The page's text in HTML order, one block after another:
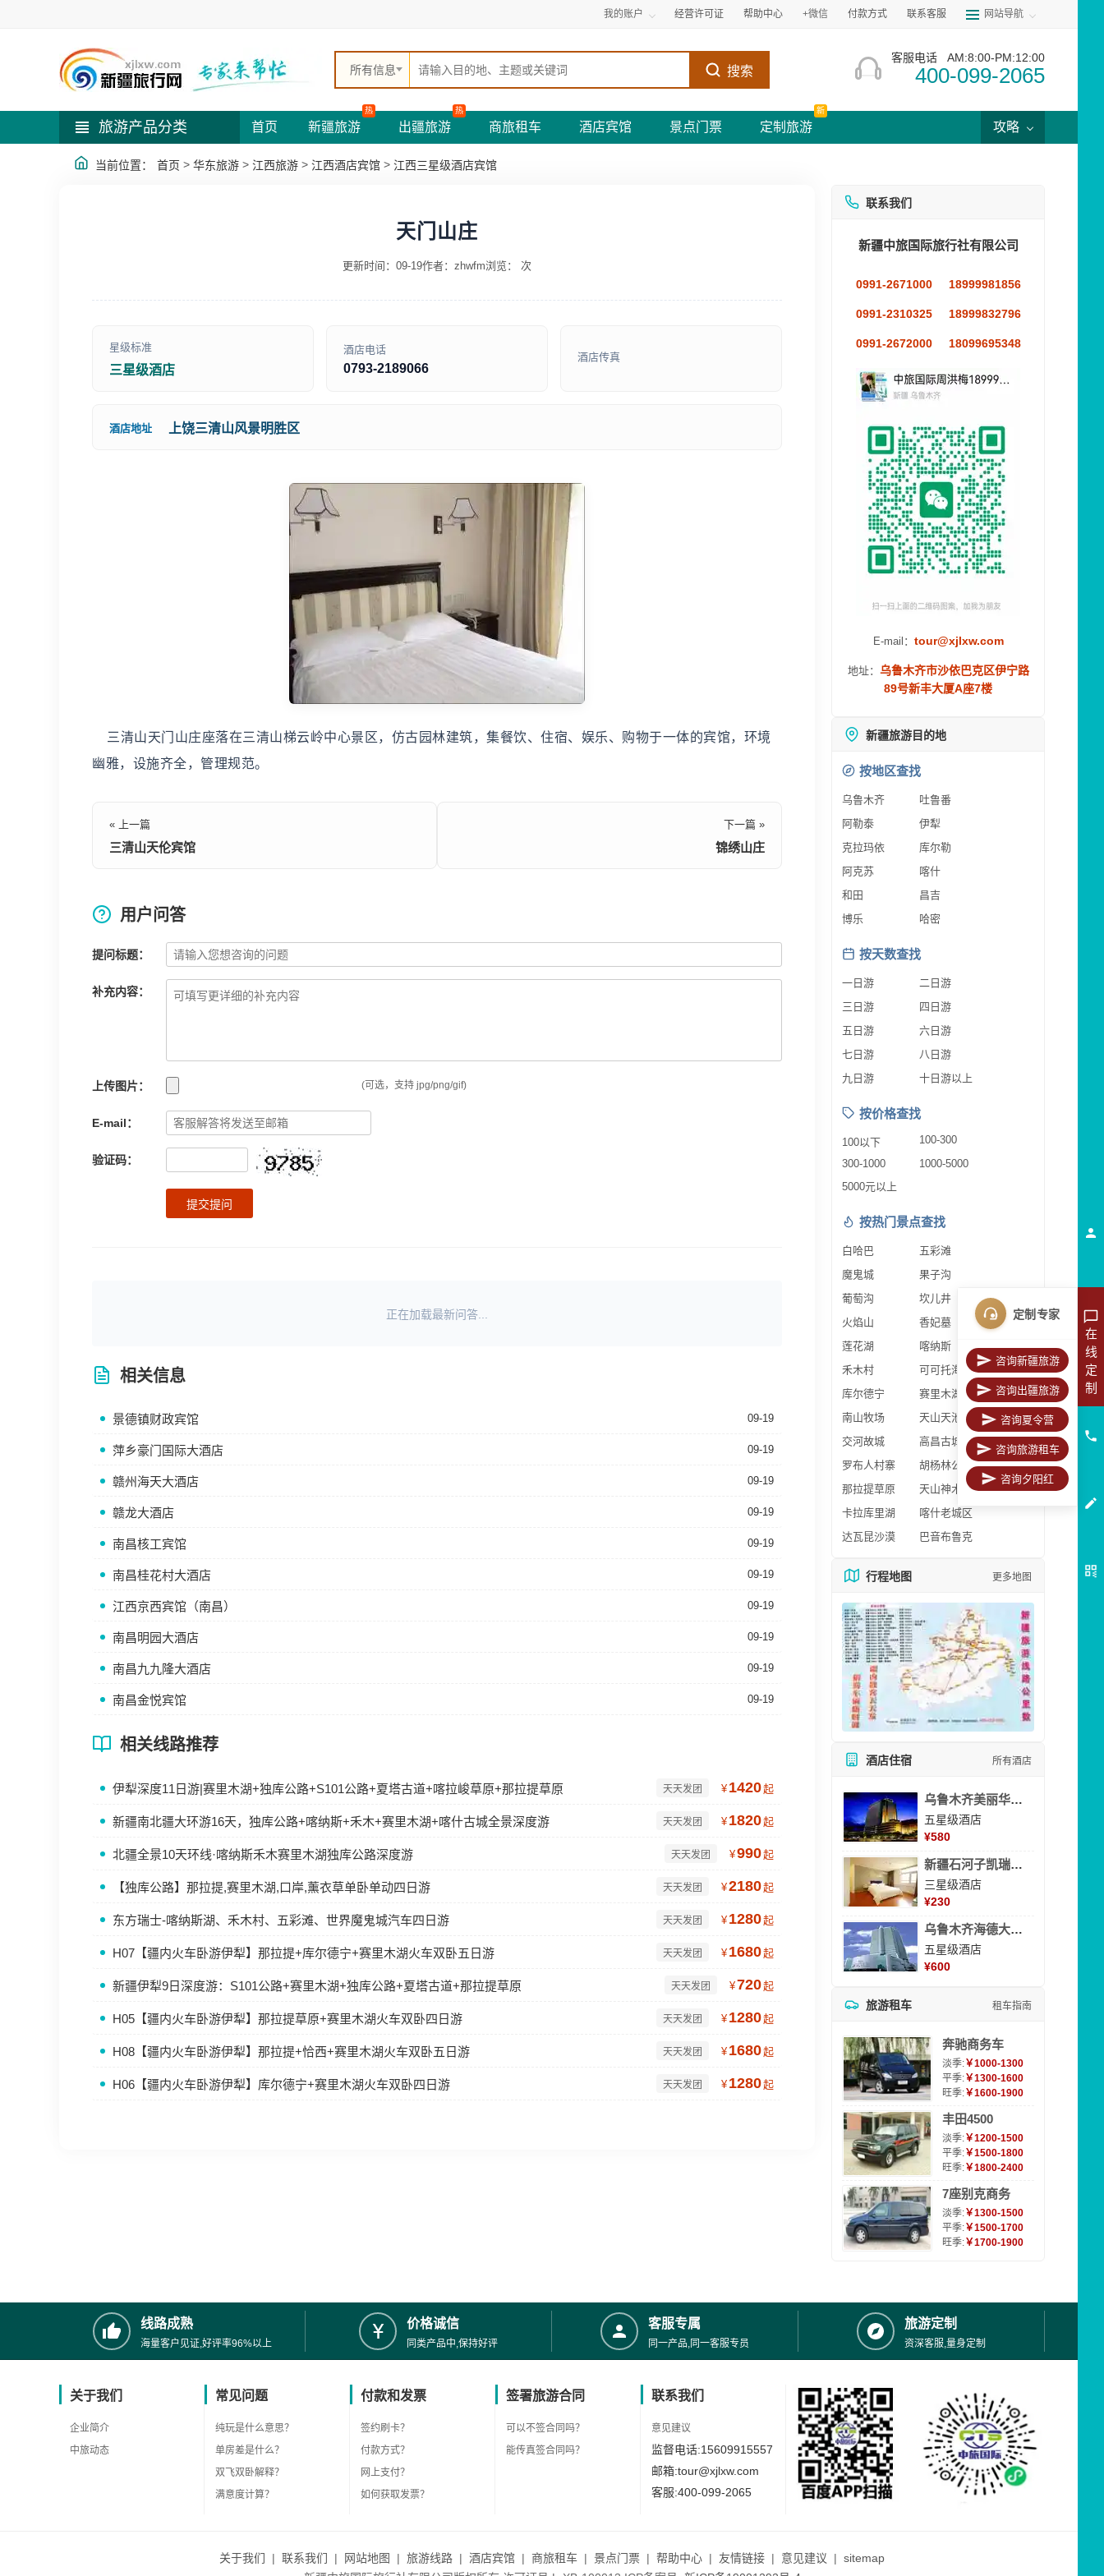
我的账户 经营许可证 帮助中心 +微信 付款方式 联系客服 网站导航
所有信息 搜索
客服电话 AM:8:00-PM:12:00
400-099-2065
旅游产品分类 首页 新疆旅游
热
出疆旅游
热
商旅租车 酒店宾馆 景点门票 定制旅游
新
攻略
当前位置： 首页 > 华东旅游 > 江西旅游 > 江西酒店宾馆 > 江西三星级酒店宾馆
天门山庄
更新时间：09-19作者：zhwfm浏览： 次
星级标准
三星级酒店
酒店电话
0793-2189066
酒店传真
酒店地址 上饶三清山风景明胜区
三清山天门山庄座落在三清山梯云岭中心景区，仿古园林建筑，集餐饮、住宿、娱乐、购物于一体的宾馆，环境
幽雅，设施齐全，管理规范。
« 上一篇
三清山天伦宾馆
下一篇 »
锦绣山庄
用户问答
提问标题：
补充内容：
上传图片： (可选，支持 jpg/png/gif)
E-mail：
验证码：
提交提问
正在加载最新问答...
相关信息
景德镇财政宾馆 09-19
萍乡豪门国际大酒店 09-19
赣州海天大酒店 09-19
赣龙大酒店 09-19
南昌核工宾馆 09-19
南昌桂花村大酒店 09-19
江西京西宾馆（南昌） 09-19
南昌明园大酒店 09-19
南昌九九隆大酒店 09-19
南昌金悦宾馆 09-19
相关线路推荐
伊犁深度11日游|赛里木湖+独库公路+S101公路+夏塔古道+喀拉峻草原+那拉提草原 天天发团 ¥ 1420起
新疆南北疆大环游16天，独库公路+喀纳斯+禾木+赛里木湖+喀什古城全景深度游 天天发团 ¥ 1820起
北疆全景10天环线·喀纳斯禾木赛里木湖独库公路深度游 天天发团 ¥990起
【独库公路】那拉提,赛里木湖,口岸,薰衣草单卧单动四日游 天天发团 ¥2180起
东方瑞士-喀纳斯湖、禾木村、五彩滩、世界魔鬼城汽车四日游 天天发团 ¥ 1280起
H07【疆内火车卧游伊犁】那拉提+库尔德宁+赛里木湖火车双卧五日游 天天发团 ¥ 1680起
新疆伊犁9日深度游：S101公路+赛里木湖+独库公路+夏塔古道+那拉提草原 天天发团 ¥720起
H05【疆内火车卧游伊犁】那拉提草原+赛里木湖火车双卧四日游 天天发团 ¥ 1280起
H08【疆内火车卧游伊犁】那拉提+恰西+赛里木湖火车双卧五日游 天天发团 ¥ 1680起
H06【疆内火车卧游伊犁】库尔德宁+赛里木湖火车双卧四日游 天天发团 ¥ 1280起
联系我们
新疆中旅国际旅行社有限公司
0991-2671000 18999981856
0991-2310325 18999832796
0991-2672000 18099695348
E-mail： tour@xjlxw.com
地址： 乌鲁木齐市沙依巴克区伊宁路
89号新丰大厦A座7楼
新疆旅游目的地
按地区查找
乌鲁木齐
吐鲁番
阿勒泰
伊犁
克拉玛依
库尔勒
阿克苏
喀什
和田
昌吉
博乐
哈密
按天数查找
一日游
二日游
三日游
四日游
五日游
六日游
七日游
八日游
九日游
十日游以上
按价格查找
100以下
100-300
300-1000
1000-5000
5000元以上
按热门景点查找
白哈巴
五彩滩
魔鬼城
果子沟
葡萄沟
坎儿井
火焰山
香妃墓
莲花湖
喀纳斯
禾木村
可可托海
库尔德宁
赛里木湖
南山牧场
天山天池
交河故城
高昌古城
罗布人村寨
胡杨林公园
那拉提草原
天山神木园
卡拉库里湖
喀什老城区
达瓦昆沙漠
巴音布鲁克
行程地图 更多地图
酒店住宿 所有酒店
乌鲁木齐美丽华大酒
五星级酒店
¥580
新疆石河子凯瑞酒店
三星级酒店
¥230
乌鲁木齐海德大酒店
五星级酒店
¥600
旅游租车 租车指南
奔驰商务车
淡季:￥1000-1300
平季:￥1300-1600
旺季:￥1600-1900
丰田4500
淡季:￥1200-1500
平季:￥1500-1800
旺季:￥1800-2400
7座别克商务
淡季:￥1300-1500
平季:￥1500-1700
旺季:￥1700-1900
线路成熟
海量客户见证,好评率96%以上
价格诚信
同类产品中,保持好评
客服专属
同一产品,同一客服专员
旅游定制
资深客服,量身定制
关于我们
企业简介
中旅动态
常见问题
纯玩是什么意思？
单房差是什么？
双飞双卧解释？
满意度计算？
付款和发票
签约刷卡？
付款方式？
网上支付？
如何获取发票？
签署旅游合同
可以不签合同吗？
能传真签合同吗？
联系我们
意见建议
监督电话:15609915557
邮箱:tour@xjlxw.com
客服:400-099-2065
关于我们 | 联系我们 | 网站地图 | 旅游线路 | 酒店宾馆 | 商旅租车 | 景点门票 | 帮助中心 | 友情链接 | 意见建议 | sitemap
在
线
定
制
定制专家
咨询新疆旅游
咨询出疆旅游
咨询夏令营
咨询旅游租车
咨询夕阳红